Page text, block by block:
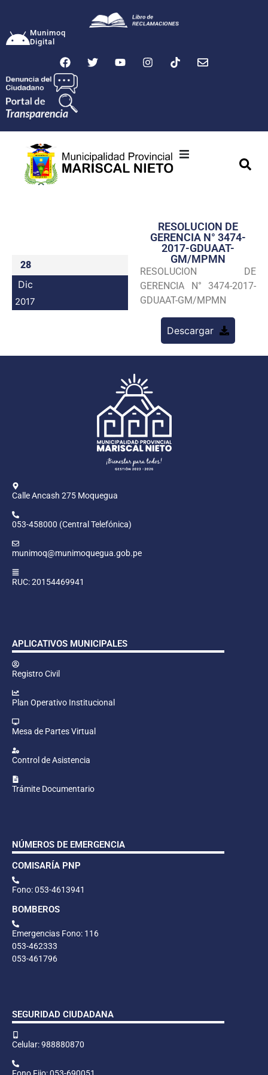
Munimoq
Digital
Transparencia
Seguridad
Programas
28
Dic
2017
RESOLUCION DE
GERENCIA N° 3474-
2017-GDUAAT-
GM/MPMN
RESOLUCION DE
GERENCIA N° 3474-2017-
GDUAAT-GM/MPMN
Descargar
Calle Ancash 275 Moquegua
053-458000 (Central Telefónica)
munimoq@munimoquegua.gob.pe
RUC: 20154469941
APLICATIVOS MUNICIPALES
Registro Civil
Plan Operativo Institucional
Mesa de Partes Virtual
Control de Asistencia
Trámite Documentario
NÚMEROS DE EMERGENCIA
COMISARÍA PNP
Fono: 053-4613941
BOMBEROS
Emergencias Fono: 116
053-462333
053-461796
SEGURIDAD CIUDADANA
Celular: 988880870
Fono Fijo: 053-690051